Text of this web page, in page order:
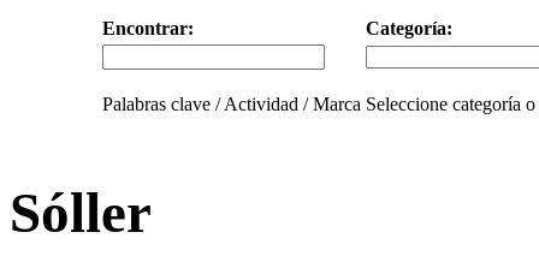
Encontrar: Categoría:
Palabras clave / Actividad / Marca Seleccione categoría
Sóller